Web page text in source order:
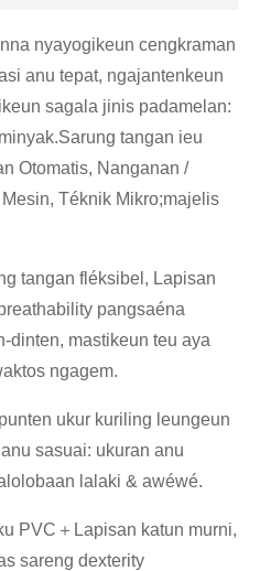
nyayogikeun cengkraman
anu tepat, ngajantenkeun
sagala jinis padamelan:
tangan ieu
Otomatis, Nanganan /
Téknik Mikro;majelis
tangan fléksibel, Lapisan
pangsaéna
dinten, mastikeun teu aya
ngagem.
ukur kuriling leungeun
sasuai: ukuran anu
lalaki & awéwé.
PVC ＋ Lapisan katun murni,
sareng dexterity